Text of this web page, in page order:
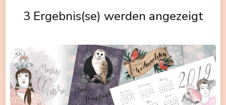
3 Ergebnis(se) werden angezeigt